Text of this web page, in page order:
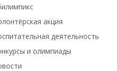
акция
деятельность
и олимпиады